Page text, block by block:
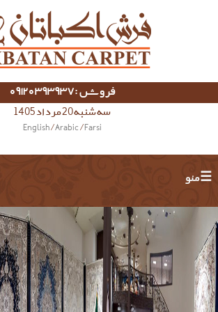
فروش :09120393937
سه شنبه 20 مرداد 1405
English/ Arabic / Farsi
☰ منو